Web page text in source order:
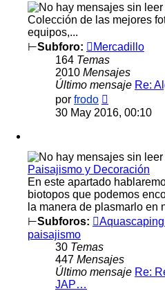
Colección de las mejores
equipos,...
⊢Subforo:
Mercadillo
164 Temas
2010 Mensajes
Último mensaje Re:
por frodo
último
mensaje
30 May 2016, 00:10
Paisajismo y Decoración
En este apartado
biotopos que podemos
la manera de plasmarlo en
⊢Subforos:
paisajismo
30 Temas
447 Mensajes
Último mensaje Re:
JAP…